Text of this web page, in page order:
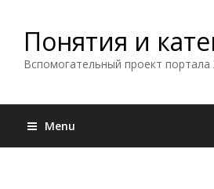
Понятия и
Вспомогательный проект
Menu